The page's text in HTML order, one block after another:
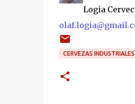
Logia
CERVEZAS INDUSTRIALES